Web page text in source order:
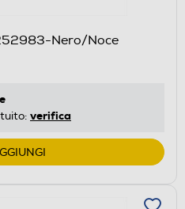
Nero/Noce
verifica